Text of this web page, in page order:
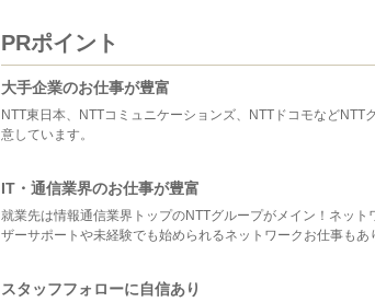
PRポイント
大手企業のお仕事が豊富
NTT東日本、NTTコミュニケーションズ、NTTドコモなど
意しています。
IT・通信業界のお仕事が豊富
就業先は情報通信業界トップのNTTグループがメイン！ネッ
ザーサポートや未経験でも始められるネットワークお仕事もあ
スタッフフォローに自信あり